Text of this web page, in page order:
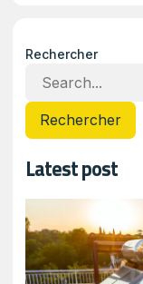
Rechercher
Rechercher
Latest post